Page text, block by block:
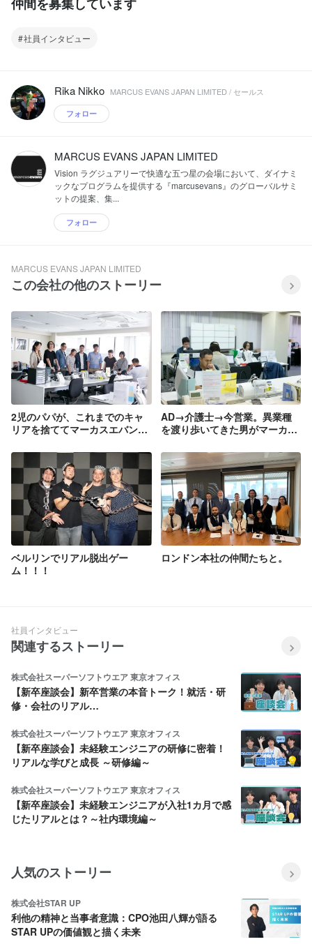
社員インタビュー
Rika Nikko MARCUS EVANS JAPAN LIMITED / セールス
フォロー
MARCUS EVANS JAPAN LIMITED
Vision ラグジュアリーで快適な五つ星の会場において、ダイナミ
ックなプログラムを提供する『marcusevans』のグローバルサミ
ットの提案、集...
フォロー
MARCUS EVANS JAPAN LIMITED
この会社の他のストーリー
2児のパパが、これまでのキャ
リアを捨ててマーカスエバンズ
AD→介護士→今営業。異業種
を渡り歩いてきた男がマーカス
ベルリンでリアル脱出ゲー
ム！！！
ロンドン本社の仲間たちと。
社員インタビュー
関連するストーリー
株式会社スーパーソフトウエア 東京オフィス
【新卒座談会】新卒営業の本音トーク！就活・研
修・会社のリアル…
株式会社スーパーソフトウエア 東京オフィス
【新卒座談会】未経験エンジニアの研修に密着！
リアルな学びと成長 ～研修編～
株式会社スーパーソフトウエア 東京オフィス
【新卒座談会】未経験エンジニアが入社1カ月で感
じたリアルとは？～社内環境編～
人気のストーリー
株式会社STAR UP
利他の精神と当事者意識：CPO池田八輝が語る
STAR UPの価値観と描く未来